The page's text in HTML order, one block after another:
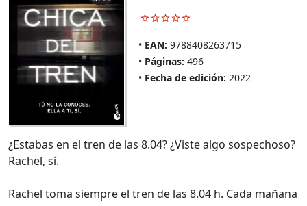
EAN: 9788408263715
Páginas: 496
Fecha de edición: 2022
¿Estabas en el tren de las 8.04? ¿Viste algo sospechoso?
Rachel, sí.
Rachel toma siempre el tren de las 8.04 h. Cada mañana